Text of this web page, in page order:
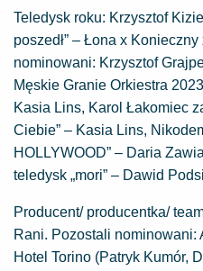
Teledysk roku: Krzysztof
poszedł” – Łona x
nominowani: Krzysztof
Męskie Granie Orkiestra
Kasia Lins, Karol Łakomiec
Ciebie” – Kasia Lins,
HOLLYWOOD” – Daria
teledysk „mori” – Dawid
Producent/ producentka/
Rani. Pozostali nominowani:
Hotel Torino (Patryk Kumór,